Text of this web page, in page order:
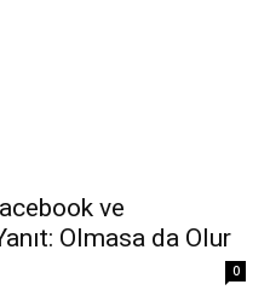
ve
Olmasa da Olur
0